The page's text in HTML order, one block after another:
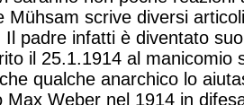
Mühsam scrive diversi
Il padre infatti è diventato
il 25.1.1914 al manicomio
qualche anarchico lo
Max Weber nel 1914 in